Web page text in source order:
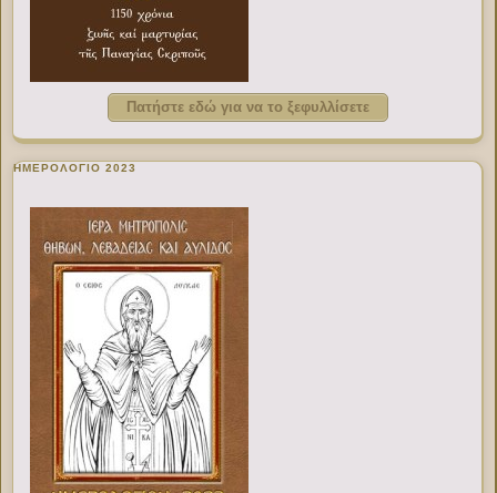
Πατήστε εδώ για να το ξεφυλλίσετε
ΗΜΕΡΟΛΟΓΙΟ 2023